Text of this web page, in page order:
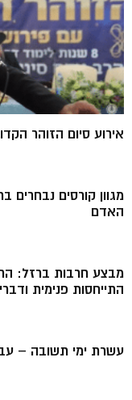
אירוע סיום הזוהר
מגוון קורסים נבחרים
האדם
מבצע חרבות ברזל:
התייחסות פנימית
עשרת ימי תשובה –